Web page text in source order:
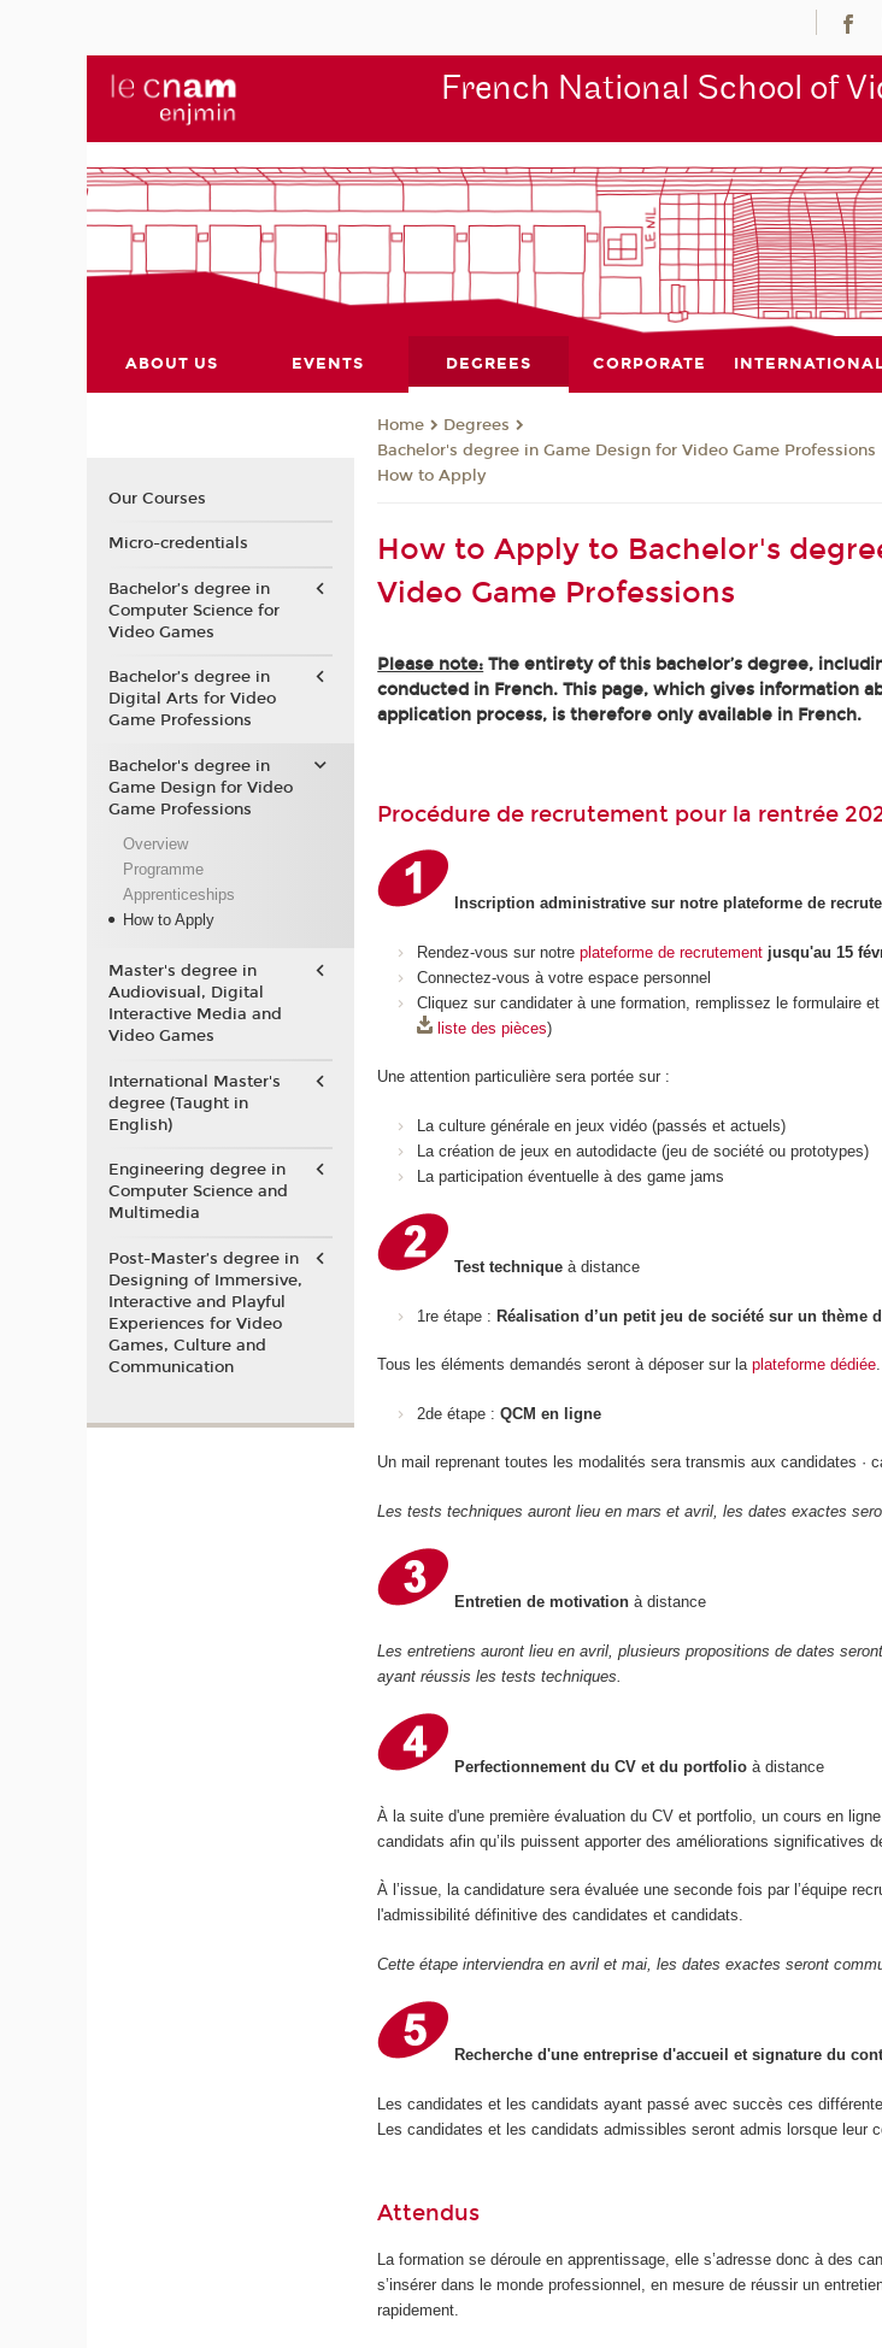
French National School of
ABOUT US EVENTS DEGREES CORPORATE INTERNATIONAL
Home
Degrees
Bachelor's degree in Game Design for Video Game Professions
How to Apply
How to Apply to Bachelor's
Video Game Professions
Please note: The entirety of this bachelor’s degree,
conducted in French. This page, which gives information
application process, is therefore only available in French.
Procédure de recrutement pour la rentrée
Inscription administrative sur notre plateforme de
Rendez-vous sur notre plateforme de recrutement jusqu'au 15
Connectez-vous à votre espace personnel
Cliquez sur candidater à une formation, remplissez le formulaire
liste des pièces)
Une attention particulière sera portée sur :
La culture générale en jeux vidéo (passés et actuels)
La création de jeux en autodidacte (jeu de société ou prototypes)
La participation éventuelle à des game jams
Test technique à distance
1re étape : Réalisation d’un petit jeu de société sur un thème
Tous les éléments demandés seront à déposer sur laplateforme dédiée.
2de étape : QCM en ligne
Un mail reprenant toutes les modalités sera transmis aux candidates ·
Les tests techniques auront lieu en mars et avril, les dates exactes
Entretien de motivationà distance
Les entretiens auront lieu en avril, plusieurs propositions de dates
ayant réussis les tests techniques.
Perfectionnement du CV et du portfolioà distance
À la suite d'une première évaluation du CV et portfolio, un cours en
candidats afin qu’ils puissent apporter des améliorations significatives
À l’issue, la candidature sera évaluée une seconde fois par l’équipe
l'admissibilité définitive des candidates et candidats.
Cette étape interviendra en avril et mai, les dates exactes seront
Recherche d'une entreprise d'accueil et signature du
Les candidates et les candidats ayant passé avec succès ces
Les candidates et les candidats admissibles seront admis lorsque leur
Attendus
La formation se déroule en apprentissage, elle s’adresse donc à des
s’insérer dans le monde professionnel, en mesure de réussir un
rapidement.
Our Courses
Micro-credentials
Bachelor’s degree in
Computer Science for
Video Games
Bachelor’s degree in
Digital Arts for Video
Game Professions
Bachelor's degree in
Game Design for Video
Game Professions
Overview
Programme
Apprenticeships
How to Apply
Master's degree in
Audiovisual, Digital
Interactive Media and
Video Games
International Master's
degree (Taught in
English)
Engineering degree in
Computer Science and
Multimedia
Post-Master’s degree in
Designing of Immersive,
Interactive and Playful
Experiences for Video
Games, Culture and
Communication